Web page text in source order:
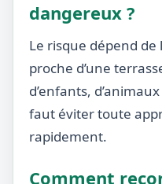
dangereux ?
Le risque dépend de
proche d’une
d’enfants,
faut éviter toute
rapidement.
Comment